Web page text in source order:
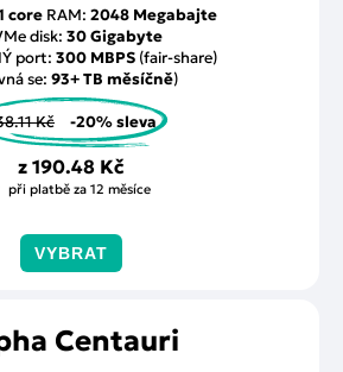
core RAM: 2048 Megabajte
disk: 30 Gigabyte
port: 300 MBPS (fair-share)
se: 93+ TB měsíčně)
Kč -20% sleva
z 190.48 Kč
při platbě za 12 měsíce
VYBRAT
Centauri